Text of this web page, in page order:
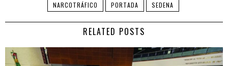
NARCOTRÁFICO
PORTADA SEDENA
RELATED POSTS